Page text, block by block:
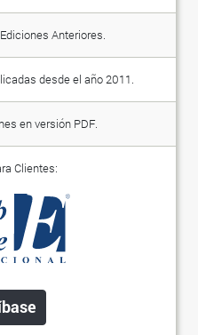
Anteriores.
desde el año 2011.
en versión PDF.
Clientes: